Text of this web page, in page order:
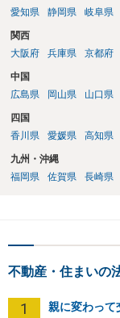
愛知県
静岡県 岐阜県
関西
大阪府
兵庫県 京都府
中国
広島県
岡山県 山口県
四国
香川県
愛媛県 高知県
九州・沖縄
福岡県
佐賀県 長崎県
不動産・住まいの
1 親に変わって